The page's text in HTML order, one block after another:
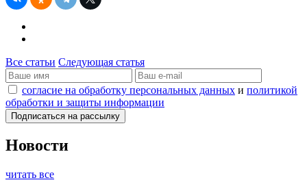
Все статьи Следующая статья
согласие на обработку персональных данных и политикой
обработки и защиты информации
Новости
читать все